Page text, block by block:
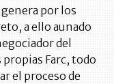
por los
a ello aunado
del
Farc, todo
el proceso de